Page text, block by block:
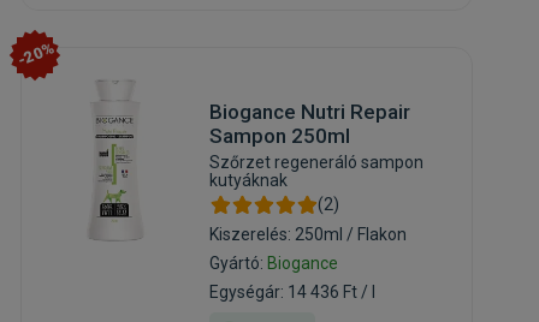
-20%
Biogance Nutri Repair
Sampon 250ml
Szőrzet regeneráló sampon
kutyáknak
(2)
Kiszerelés: 250ml / Flakon
Gyártó: Biogance
Egységár: 14 436 Ft / l